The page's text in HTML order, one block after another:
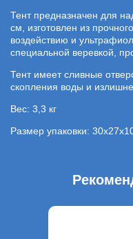
Тент предназначен для
см, изготовлен из
воздействию и
специальной веревкой,
Тент имеет сливные
скопления воды и
Вес: 3,3 кг
Размер упаковки: